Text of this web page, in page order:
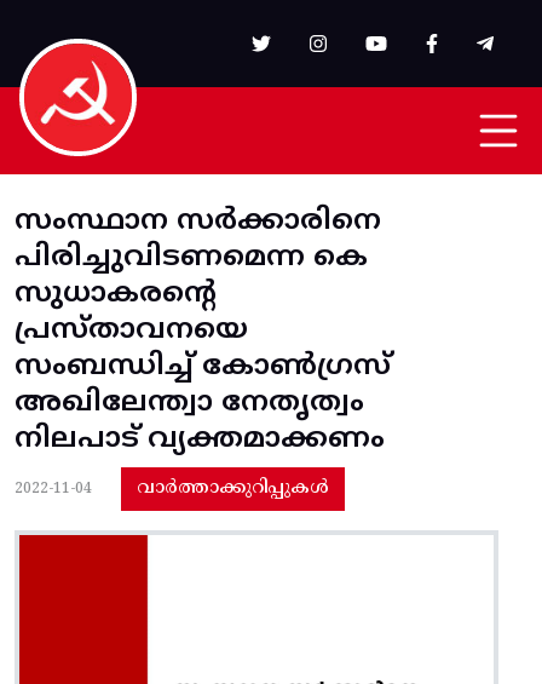
സംസ്ഥാന സർക്കാരിനെ
പിരിച്ചുവിടണമെന്ന കെ
സുധാകരന്റെ
പ്രസ്താവനയെ
സംബന്ധിച്ച് കോൺഗ്രസ്
അഖിലേന്ത്വാ നേതൃത്വം
നിലപാട് വ്യക്തമാക്കണം
2022-11-04 വാർത്താക്കുറിപ്പുകൾ